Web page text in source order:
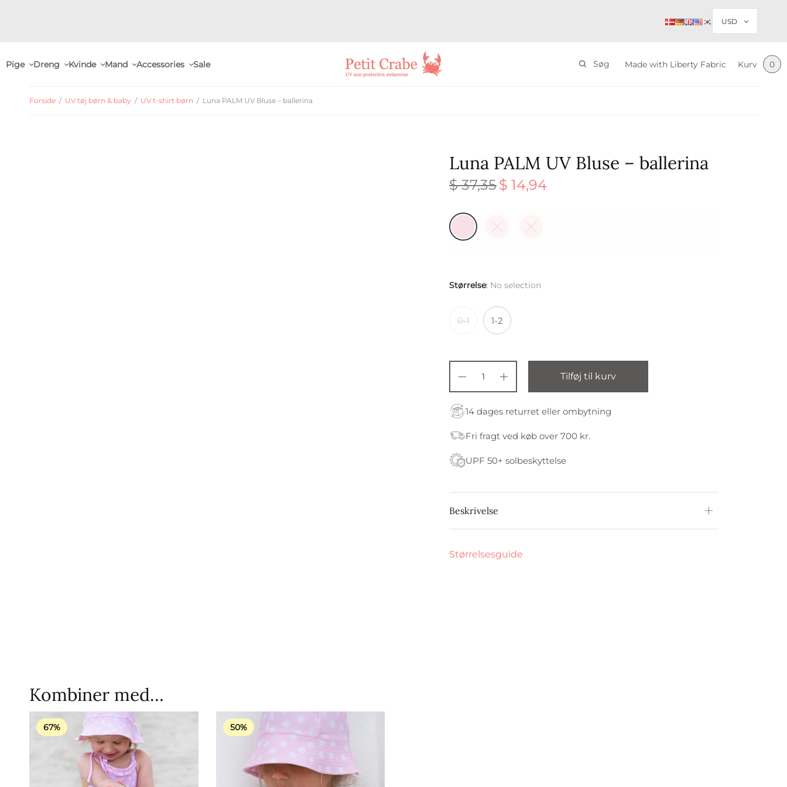
Pige Dreng Kvinde Mand Accessories Sale Søg Made with Liberty Fabric Kurv 0
Forside / UV tøj børn & baby / UV t-shirt børn / Luna PALM UV Bluse – ballerina
Luna PALM UV Bluse – ballerina
$37,35 Den
oprindelige
$ 14,94
Størrelse: No selection
0-1 1-2
Tilføj til kurv
14 dages returret eller ombytning
Fri fragt ved køb over 700 kr.
UPF 50+ solbeskyttelse
Beskrivelse
Størrelsesguide
Kombiner med…
67% 50%